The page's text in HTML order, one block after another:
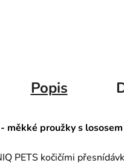
Popis
měkké proužky s
PETS kočičími